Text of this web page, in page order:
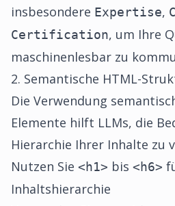
insbesondere Expertise,
Certification, um Ihre
maschinenlesbar zu
2. Semantische HTML-
Die Verwendung
Elemente hilft LLMs, die
Hierarchie Ihrer Inhalte zu
Nutzen Sie <h1> bis <h6>
Inhaltshierarchie